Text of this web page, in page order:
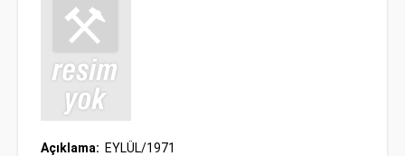
Açıklama: EYLÜL/1971